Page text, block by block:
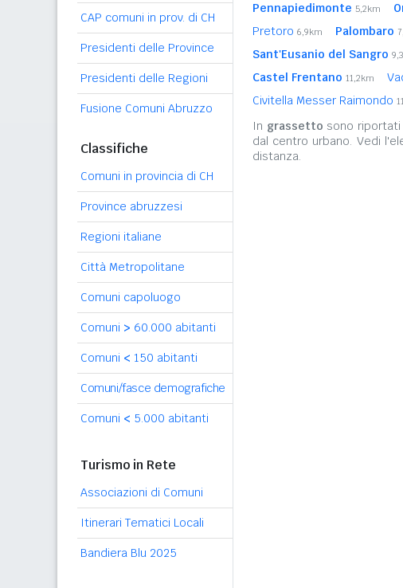
CAP comuni in prov. di CH
Presidenti delle Province
Presidenti delle Regioni
Fusione Comuni Abruzzo
Classifiche
Comuni in provincia di CH
Province abruzzesi
Regioni italiane
Città Metropolitane
Comuni capoluogo
Comuni > 60.000 abitanti
Comuni < 150 abitanti
Comuni/fasce demografiche
Comuni < 5.000 abitanti
Turismo in Rete
Associazioni di Comuni
Itinerari Tematici Locali
Bandiera Blu 2025
Pennapiedimonte 5,2km
Pretoro 6,9km Palombaro
Sant'Eusanio del Sangro
Castel Frentano 11,2km
Civitella Messer Raimondo
In grassetto sono riportati
dal centro urbano. Vedi
distanza.